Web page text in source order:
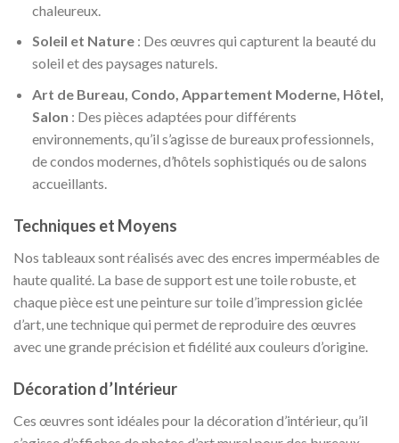
chaleureux.
Soleil et Nature: Des œuvres qui capturent la beauté du
soleil et des paysages naturels.
Art de Bureau, Condo, Appartement Moderne, Hôtel,
Salon : Des pièces adaptées pour différents
environnements, qu’il s’agisse de bureaux professionnels,
de condos modernes, d’hôtels sophistiqués ou de salons
accueillants.
Techniques et Moyens
Nos tableaux sont réalisés avec des encres imperméables de
haute qualité. La base de support est une toile robuste, et
chaque pièce est une peinture sur toile d’impression giclée
d’art, une technique qui permet de reproduire des œuvres
avec une grande précision et fidélité aux couleurs d’origine.
Décoration d’Intérieur
Ces œuvres sont idéales pour la décoration d’intérieur, qu’il